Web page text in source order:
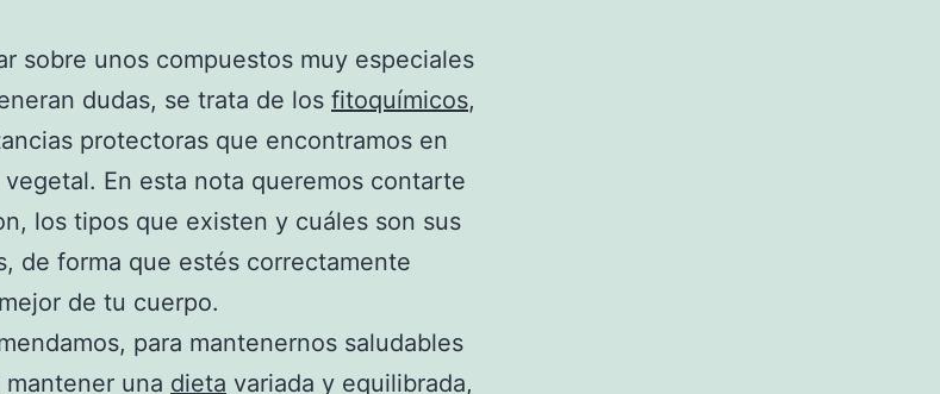
sobre unos compuestos muy especiales
dudas, se trata de los fitoquímicos,
protectoras que encontramos en
En esta nota queremos contarte
los tipos que existen y cuáles son sus
de forma que estés correctamente
de tu cuerpo.
para mantenernos saludables
una dieta variada y equilibrada,